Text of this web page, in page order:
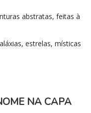
abstratas, feitas à
estrelas, místicas
NA CAPA